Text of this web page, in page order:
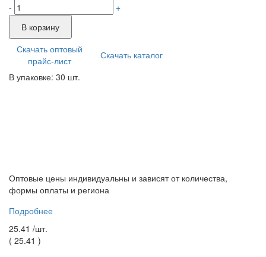
-
+
В корзину
Скачать оптовый
прайс-лист
Скачать каталог
В упаковке: 30 шт.
Оптовые цены индивидуальны и зависят от количества,
формы оплаты и региона
Подробнее
25.41 /шт.
( 25.41 )